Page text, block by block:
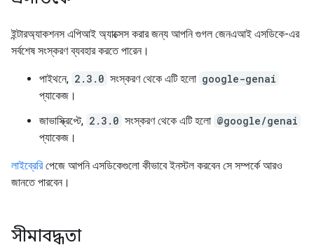
ইন্টারঅ্যাকশনস এপিআই অ্যাক্সেস করার জন্য আপনি গুগল জেনএআই এসডিকে-এর
সর্বশেষ সংস্করণ ব্যবহার করতে পারেন।
পাইথনে, 2.3.0 সংস্করণ থেকে এটি হলো google-genai
প্যাকেজ।
জাভাস্ক্রিপ্টে, 2.3.0 সংস্করণ থেকে এটি হলো @google/genai
প্যাকেজ।
লাইব্রেরিপেজে আপনি এসডিকেগুলো কীভাবে ইনস্টল করবেন সে সম্পর্কে আরও
জানতে পারবেন।
সীমাবদ্ধতা